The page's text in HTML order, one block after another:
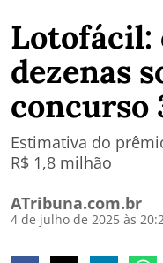
Lotofácil:
dezenas
concurso
Estimativa do
R$ 1,8 milhão
ATribuna.com.br
4 de julho de 2025 às